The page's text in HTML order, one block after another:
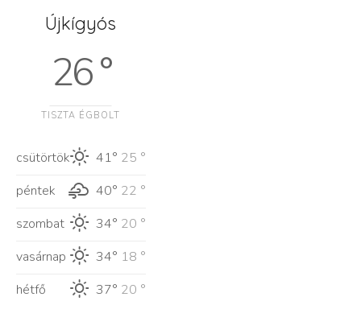
Újkígyós
26 °
TISZTA ÉGBOLT
csütörtök 41° 25 °
péntek
40° 22 °
szombat
34° 20 °
vasárnap
34° 18 °
hétfő
37° 20 °